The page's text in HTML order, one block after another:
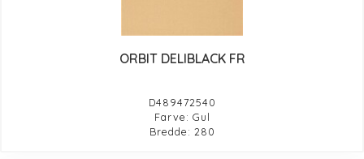
ORBIT DELIBLACK FR
D489472540
Farve: Gul
Bredde: 280